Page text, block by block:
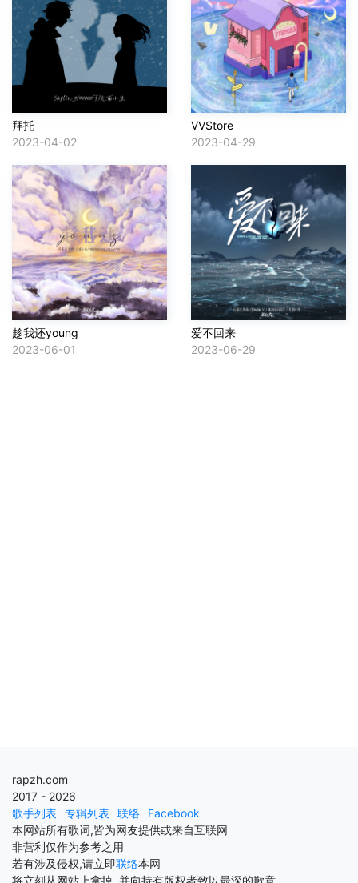
拜托
2023-04-02
VVStore
2023-04-29
趁我还young
2023-06-01
爱不回来
2023-06-29
rapzh.com
2017 - 2026
歌手列表 专辑列表 联络
Facebook
本网站所有歌词,皆为网友提供或来自互联网
非营利仅作为参考之用
若有涉及侵权,请立即联络本网
将立刻从网站上拿掉, 并向持有版权者致以最深的歉意